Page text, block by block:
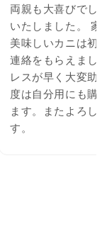
両親も大喜びでし
いたしました。 家
美味しいカニは初
連絡をもらえまし
レスが早く大変助
度は自分用にも購
ます。またよろし
す。